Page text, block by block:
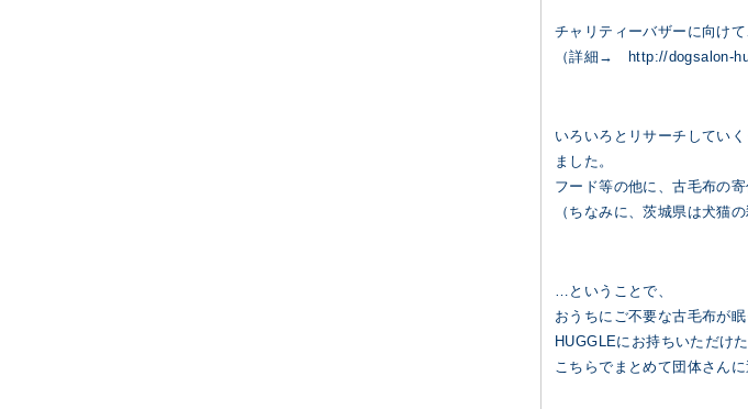
チャリティーバザーに向け
（詳細→
http://dogsalon-
いろいろとリサーチしてい
ました。
フード等の他に、古毛布の寄
（ちなみに、茨城県は犬猫
…ということで、
おうちにご不要な古毛布が
HUGGLEにお持ちいただけ
こちらでまとめて団体さん